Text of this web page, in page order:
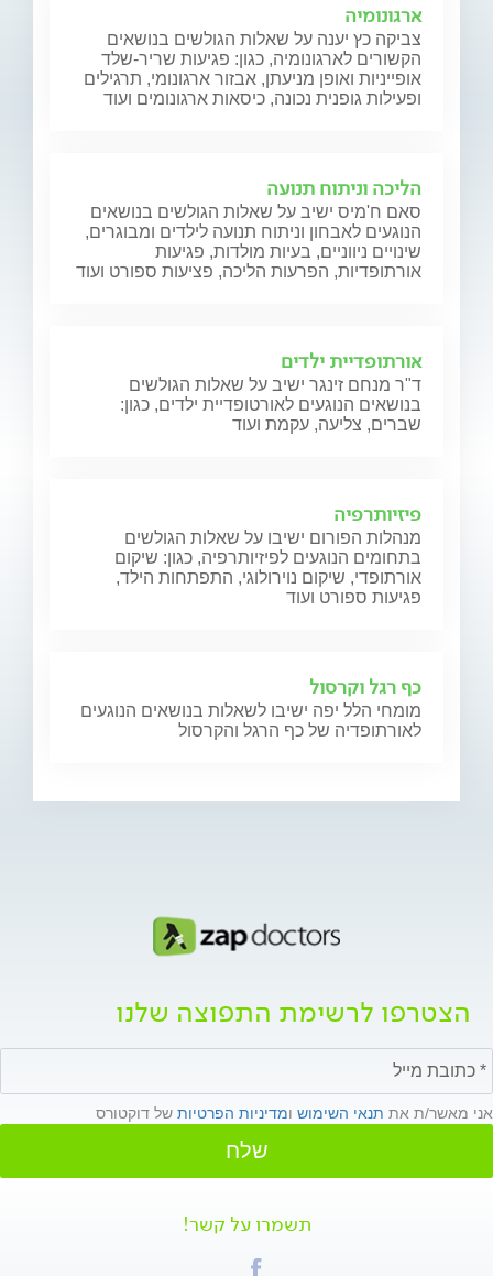
ארגונומיה
צביקה כץ יענה על שאלות הגולשים בנושאים
הקשורים לארגונומיה, כגון: פגיעות שריר-שלד
אופייניות ואופן מניעתן, אבזור ארגונומי, תרגילים
ופעילות גופנית נכונה, כיסאות ארגונומים ועוד
הליכה וניתוח תנועה
סאם ח'מיס ישיב על שאלות הגולשים בנושאים
הנוגעים לאבחון וניתוח תנועה לילדים ומבוגרים,
שינויים ניווניים, בעיות מולדות, פגיעות
אורתופדיות, הפרעות הליכה, פציעות ספורט ועוד
אורתופדיית ילדים
ד"ר מנחם זינגר ישיב על שאלות הגולשים
בנושאים הנוגעים לאורטופדיית ילדים, כגון:
שברים, צליעה, עקמת ועוד
פיזיותרפיה
מנהלות הפורום ישיבו על שאלות הגולשים
בתחומים הנוגעים לפיזיותרפיה, כגון: שיקום
אורתופדי, שיקום נוירולוגי, התפתחות הילד,
פגיעות ספורט ועוד
כף רגל וקרסול
מומחי הלל יפה ישיבו לשאלות בנושאים הנוגעים
לאורתופדיה של כף הרגל והקרסול
הצטרפו לרשימת התפוצה שלנו
אני מאשר/ת את תנאי השימוש ומדיניות הפרטיות של דוקטורס
שלח
תשמרו על קשר!